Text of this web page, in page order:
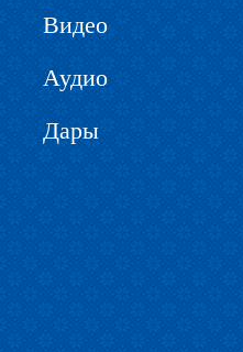
Видео
Аудио
Дары